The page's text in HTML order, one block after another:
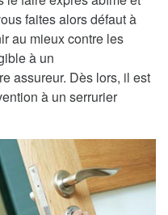
faites alors défaut à
au mieux contre les
à un
assureur. Dès lors, il est
à un serrurier